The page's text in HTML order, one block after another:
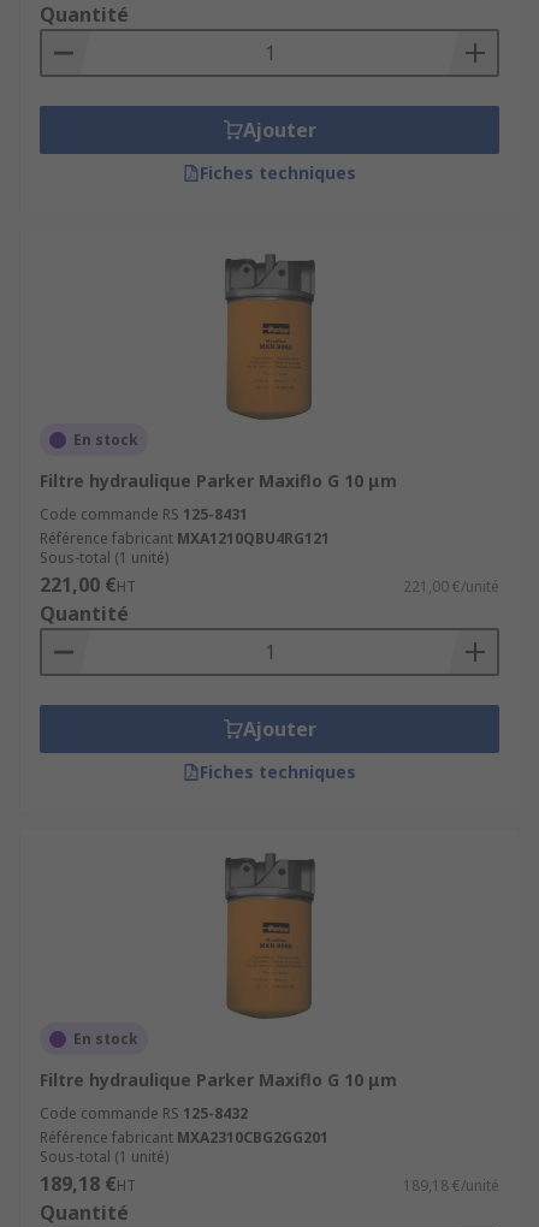
Quantité
Ajouter
Fiches techniques
En stock
Filtre hydraulique Parker Maxiflo G 10 μm
Code commande RS 125-8431
Référence fabricant MXA1210QBU4RG121
Sous-total (1 unité)
221,00 €HT 221,00 €/unité
Quantité
Ajouter
Fiches techniques
En stock
Filtre hydraulique Parker Maxiflo G 10 μm
Code commande RS 125-8432
Référence fabricant MXA2310CBG2GG201
Sous-total (1 unité)
189,18 €HT 189,18 €/unité
Quantité